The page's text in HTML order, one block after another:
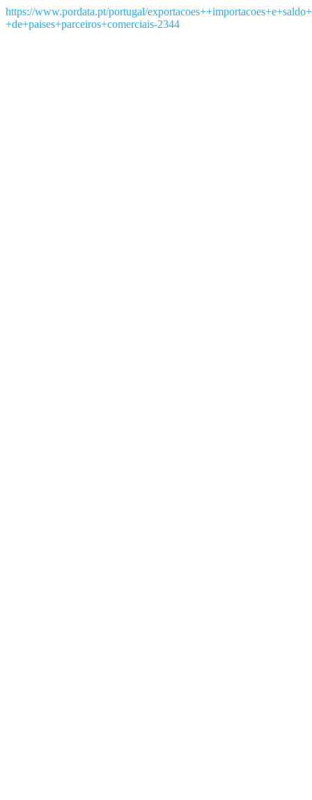
https://www.pordata.pt/portugal/
+de+paises+parceiros+comerciais-2344